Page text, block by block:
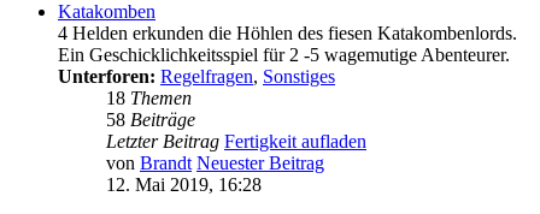
Katakomben
4 Helden erkunden die Höhlen des fiesen Katakombenlords.
Ein Geschicklichkeitsspiel für 2 -5 wagemutige Abenteurer.
Unterforen: Regelfragen, Sonstiges
18 Themen
58 Beiträge
Letzter Beitrag Fertigkeit aufladen
von Brandt Neuester Beitrag
12. Mai 2019, 16:28